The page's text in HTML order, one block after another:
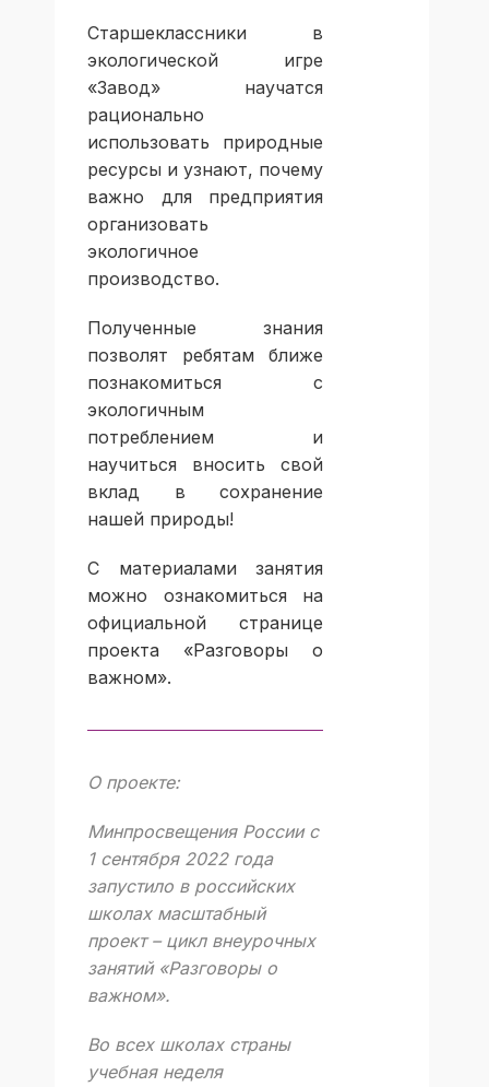
Старшеклассники в
экологической игре
«Завод» научатся
рационально
использовать природные
ресурсы и узнают, почему
важно для предприятия
организовать
экологичное
производство.
Полученные знания
позволят ребятам ближе
познакомиться с
экологичным
потреблением и
научиться вносить свой
вклад в сохранение
нашей природы!
С материалами занятия
можно ознакомиться на
официальнойстранице
проекта «Разговоры о
важном».
О проекте:
Минпросвещения России с
1 сентября 2022 года
запустило в российских
школах масштабный
проект – цикл внеурочных
занятий «Разговоры о
важном».
Во всех школах страны
учебная неделя